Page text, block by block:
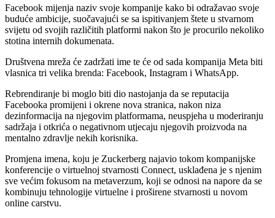
Facebook mijenja naziv svoje kompanije kako bi odražavao svoje
buduće ambicije, suočavajući se sa ispitivanjem štete u stvarnom
svijetu od svojih različitih platformi nakon što je procurilo nekoliko
stotina internih dokumenata.
Društvena mreža će zadržati ime te će od sada kompanija Meta biti
vlasnica tri velika brenda: Facebook, Instagram i WhatsApp.
Rebrendiranje bi moglo biti dio nastojanja da se reputacija
Facebooka promijeni i okrene nova stranica, nakon niza
dezinformacija na njegovim platformama, neuspjeha u moderiranju
sadržaja i otkrića o negativnom utjecaju njegovih proizvoda na
mentalno zdravlje nekih korisnika.
Promjena imena, koju je Zuckerberg najavio tokom kompanijske
konferencije o virtuelnoj stvarnosti Connect, usklađena je s njenim
sve većim fokusom na metaverzum, koji se odnosi na napore da se
kombinuju tehnologije virtuelne i proširene stvarnosti u novom
online carstvu.